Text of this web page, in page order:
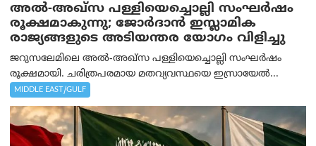
അൽ-അഖ്‌സ പള്ളിയെച്ചൊല്ലി സംഘർഷം
രൂക്ഷമാകുന്നു; ജോർദാൻ ഇസ്ലാമിക
രാജ്യങ്ങളുടെ അടിയന്തര യോഗം വിളിച്ചു
ജറുസലേമിലെ അൽ-അഖ്‌സ പള്ളിയെച്ചൊല്ലി സംഘർഷം
രൂക്ഷമായി. ചരിത്രപരമായ മതവ്യവസ്ഥയെ ഇസ്രായേൽ...
MIDDLE EAST/GULF